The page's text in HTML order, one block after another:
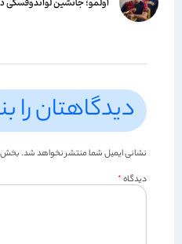
دیدگاهتان را
نشانی ایمیل شما منتشر نخواهد شد.بخش‌های
دیدگاه*